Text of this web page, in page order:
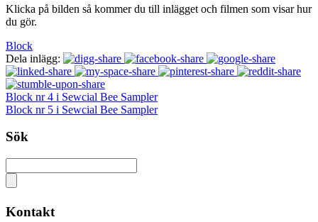
Klicka på bilden så kommer du till inlägget och filmen som visar hur
du gör.
Block
Dela inlägg:
Block nr 4 i Sewcial Bee Sampler
Block nr 5 i Sewcial Bee Sampler
Sök
Kontakt